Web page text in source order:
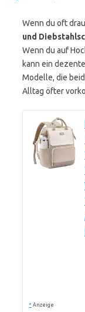
Wenn du oft
und
Wenn du auf
kann ein
Modelle, die
Alltag öfter
* Anzeige